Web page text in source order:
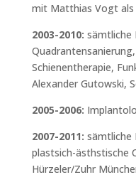
mit Matthias Vogt als
2003-2010: sämtliche
Schienentherapie,
Alexander Gutowski,
2005-2006:
2007-2011: sämtliche
plastsich-ästhstische
Hürzeler/Zuhr